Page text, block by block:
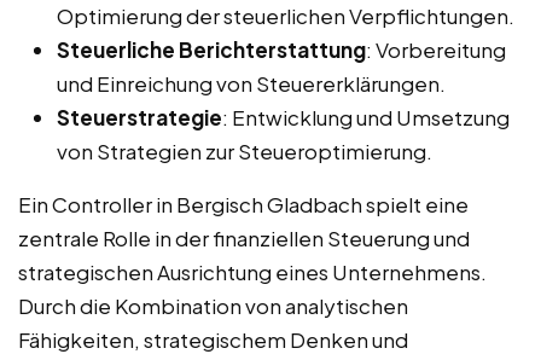
Optimierung der steuerlichen Verpflichtungen.
Steuerliche Berichterstattung: Vorbereitung
und Einreichung von Steuererklärungen.
Steuerstrategie: Entwicklung und Umsetzung
von Strategien zur Steueroptimierung.
Ein Controller in Bergisch Gladbach spielt eine
zentrale Rolle in der finanziellen Steuerung und
strategischen Ausrichtung eines Unternehmens.
Durch die Kombination von analytischen
Fähigkeiten, strategischem Denken und